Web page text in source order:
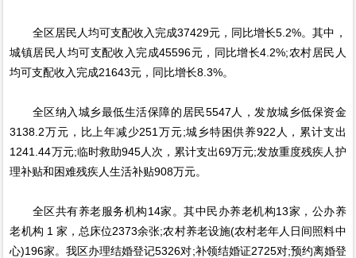
全区居民人均可支配收入完成37429元，同比增长5.2%。其中，
城镇居民人均可支配收入完成45596元，同比增长4.2%;农村居民人
均可支配收入完成21643元，同比增长8.3%。
全区纳入城乡最低生活保障的居民5547人，发放城乡低保资金
3138.2万元，比上年减少251万元;城乡特困供养922人，累计支出
1241.44万元;临时救助945人次，累计支出69万元;发放重度残疾人护
理补贴和困难残疾人生活补贴908万元。
全区共有养老服务机构14家。其中民办养老机构13家，公办养
老机构 1 家，总床位2373余张;农村养老设施(农村老年人日间照料中
心)196家。我区办理结婚登记5326对;补领结婚证2725对;预约离婚登